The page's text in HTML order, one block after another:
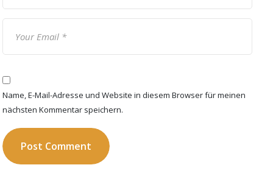
Name, E-Mail-Adresse und Website in diesem Browser für meinen
nächsten Kommentar speichern.
Post Comment